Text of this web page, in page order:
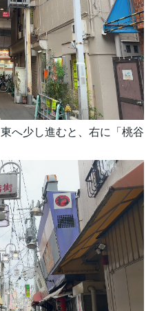
へ少し進むと、右に「桃谷